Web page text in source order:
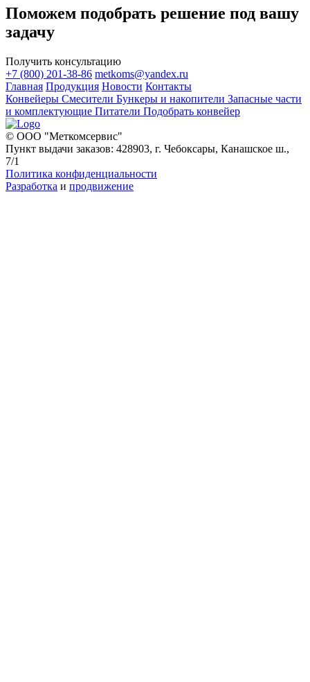
Поможем подобрать решение под вашу
задачу
Получить консультацию
+7 (800) 201-38-86 metkoms@yandex.ru
Главная Продукция Новости Контакты
Конвейеры Смесители Бункеры и накопители Запасные части
и комплектующие Питатели Подобрать конвейер
© ООО "Меткомсервис"
Пункт выдачи заказов: 428903, г. Чебоксары, Канашское ш.,
7/1
Политика конфиденциальности
Разработка и продвижение